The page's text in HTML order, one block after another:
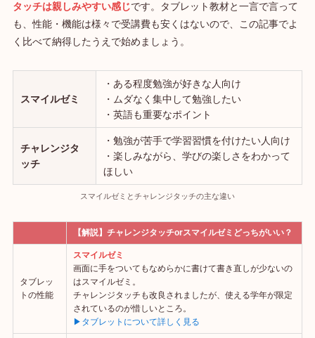
タッチは親しみやすい感じです。タブレット教材と一言で言って
も、性能・機能は様々で受講費も安くはないので、この記事でよ
く比べて納得したうえで始めましょう。
スマイルゼミ
・ある程度勉強が好きな人向け
・ムダなく集中して勉強したい
・英語も重要なポイント
チャレンジタ
ッチ
・勉強が苦手で学習習慣を付けたい人向け
・楽しみながら、学びの楽しさをわかって
ほしい
スマイルゼミとチャレンジタッチの主な違い
【解説】チャレンジタッチorスマイルゼミどっちがいい？
タブレッ
トの性能
スマイルゼミ
画面に手をついてもなめらかに書けて書き直しが少ないの
はスマイルゼミ。
チャレンジタッチも改良されましたが、使える学年が限定
されているのが惜しいところ。
▶タブレットについて詳しく見る